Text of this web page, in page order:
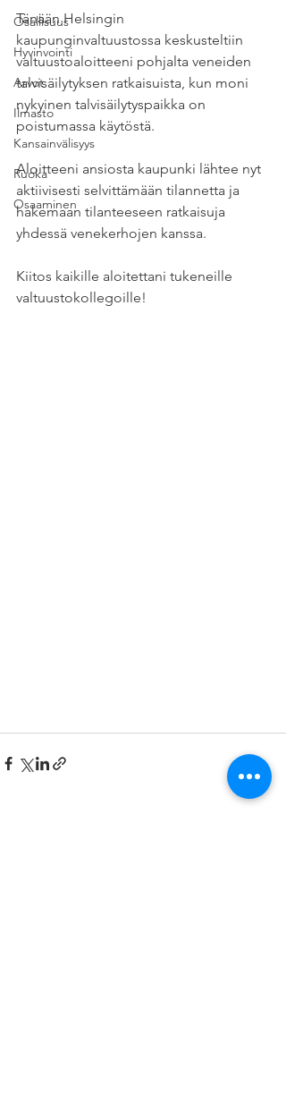
Osallisuus
Hyvinvointi
Arvot
Ilmasto
Kansainvälisyys
Ruoka
Osaaminen
Tänään Helsingin
kaupunginvaltuustossa keskusteltiin
valtuustoaloitteeni pohjalta veneiden
talvisäilytyksen ratkaisuista, kun moni
nykyinen talvisäilytyspaikka on
poistumassa käytöstä.
Aloitteeni ansiosta kaupunki lähtee nyt
aktiivisesti selvittämään tilannetta ja
hakemaan tilanteeseen ratkaisuja
yhdessä venekerhojen kanssa.
Kiitos kaikille aloitettani tukeneille
valtuustokollegoille!